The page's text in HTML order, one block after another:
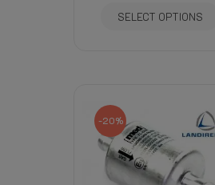
SELECT OPTIONS
-20%